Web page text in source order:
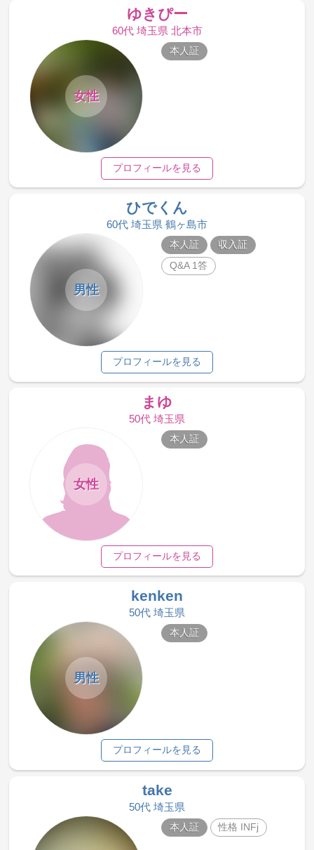
ゆきぴー
60代 埼玉県 北本市
女性
本人証
プロフィールを見る
ひでくん
60代 埼玉県 鶴ヶ島市
男性
本人証
収入証
Q&A 1答
プロフィールを見る
まゆ
50代 埼玉県
女性
本人証
プロフィールを見る
kenken
50代 埼玉県
男性
本人証
プロフィールを見る
take
50代 埼玉県
本人証 性格 INFj